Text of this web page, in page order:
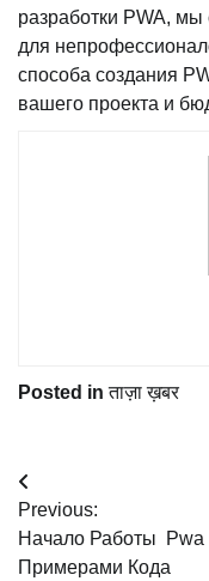
разработки PWA,
для
способа создания
вашего проекта и
Posted inताज़ा ख़बर
Post
navigation
Previous:
Начало Работы
Примерами Кода